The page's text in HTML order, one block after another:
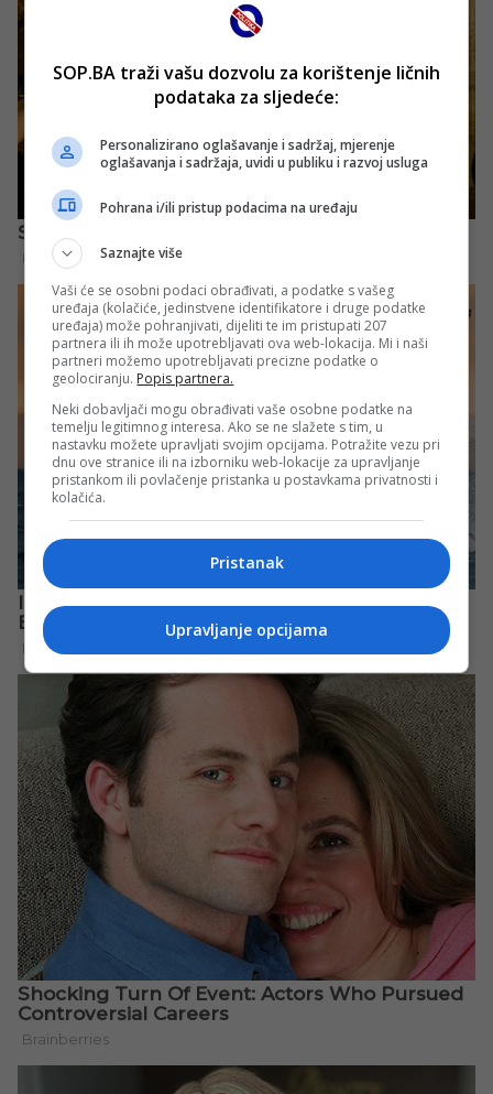
SOP.BA traži vašu dozvolu za korištenje ličnih
podataka za sljedeće:
Personalizirano oglašavanje i sadržaj, mjerenje
oglašavanja i sadržaja, uvidi u publiku i razvoj usluga
Pohrana i/ili pristup podacima na uređaju
Saznajte više
Vaši će se osobni podaci obrađivati, a podatke s vašeg
uređaja (kolačiće, jedinstvene identifikatore i druge podatke
uređaja) može pohranjivati, dijeliti te im pristupati 207
partnera ili ih može upotrebljavati ova web-lokacija. Mi i naši
partneri možemo upotrebljavati precizne podatke o
geolociranju. Popis partnera.
Neki dobavljači mogu obrađivati vaše osobne podatke na
temelju legitimnog interesa. Ako se ne slažete s tim, u
nastavku možete upravljati svojim opcijama. Potražite vezu pri
dnu ove stranice ili na izborniku web-lokacije za upravljanje
pristankom ili povlačenje pristanka u postavkama privatnosti i
kolačića.
Pristanak
Upravljanje opcijama